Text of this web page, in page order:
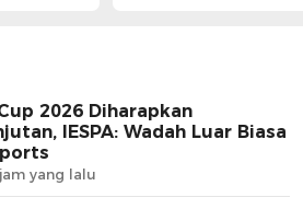
2026 Diharapkan
IESPA: Wadah Luar Biasa
yang lalu